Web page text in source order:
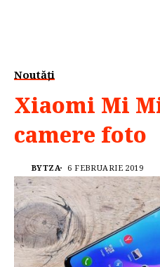
Noutăți
Xiaomi Mi
camere foto
BYTZA 6 FEBRUARIE 2019